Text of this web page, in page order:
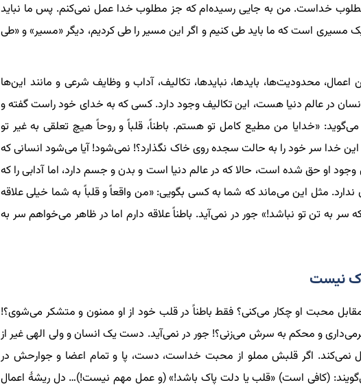
خداست. من به جایی رسیده‌ام که جز مطلوب خدا عمل نمی‌کنم. پس ما نباید
مسیری است که ما باید طی کنیم و اگر این مسیر را طی کردیم، دیگر «مسیر» و «طی
اعمال، محدودیت‌ها، بایدها، نبایدها، تکالیف، آداب و وظایف شرعی و مانند این‌ها
در عالم دنیا هست، این تکالیف وجود دارد. کسی که به خدای خود راست گفته و
«خدایا من مطیع کامل تو هستم. باطناً، قلباً و روحاً هیچ تعلقی به غیر تو
این خدا سر خود را به حالت سجده روی خاک نگذارد؟! نمی‌شود! آیا می‌شود انسانی که
او حق شده است، حالا که در عالم دنیا است و بدن و جسم دارد، اما آدابی را که
ندارد. مثل این می‌ماند که شما به کسی بگویی: «من واقعاً و قلباً به شما خیلی علاقه
به تن تو نباشد!» جور در نمی‌آید. باطناً علاقه دارم اما در ظاهر می‌خواهم سر به
نیست
محبت او چکار می‌کنی؟ فقط باطناً در قلب خود از او ممنون و متشکر می‌شوی؟!
و محکم به سرش می‌زنی؟! جور در نمی‌آید. دست یک انسان و ولی الهی غیر از
نمی‌کند. اگر قلبش مملو از محبت خداست، دست، پا و تمام اعضا و جوارحش در
(کافی است) «قلب یا دلت پاک باشد!» (و عمل مهم نیست!)… دل ریشۀ اعمال